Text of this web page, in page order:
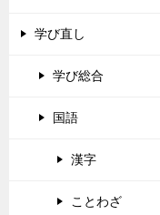
学び直し
学び総合
国語
漢字
ことわざ